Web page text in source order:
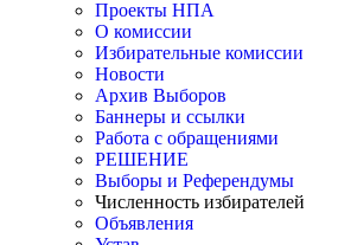
Проекты НПА
О комиссии
Избирательные комиссии
Новости
Архив Выборов
Баннеры и ссылки
Работа с обращениями
РЕШЕНИЕ
Выборы и Референдумы
Численность избирателей
Объявления